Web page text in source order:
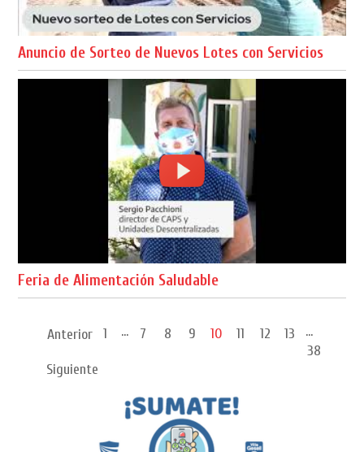
Anuncio de Sorteo de Nuevos Lotes con Servicios
Feria de Alimentación Saludable
Anterior 1 ... 7 8 9 10 11 12 13
...
38
Siguiente